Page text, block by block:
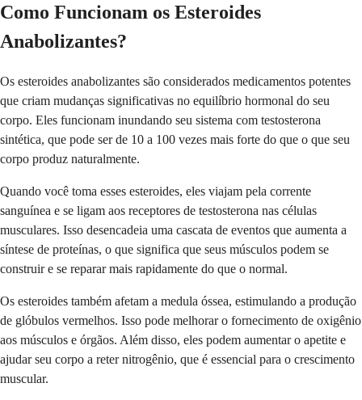
Como Funcionam os Esteroides
Anabolizantes?
Os esteroides anabolizantes são considerados medicamentos potentes
que criam mudanças significativas no equilíbrio hormonal do seu
corpo. Eles funcionam inundando seu sistema com testosterona
sintética, que pode ser de 10 a 100 vezes mais forte do que o que seu
corpo produz naturalmente.
Quando você toma esses esteroides, eles viajam pela corrente
sanguínea e se ligam aos receptores de testosterona nas células
musculares. Isso desencadeia uma cascata de eventos que aumenta a
síntese de proteínas, o que significa que seus músculos podem se
construir e se reparar mais rapidamente do que o normal.
Os esteroides também afetam a medula óssea, estimulando a produção
de glóbulos vermelhos. Isso pode melhorar o fornecimento de oxigênio
aos músculos e órgãos. Além disso, eles podem aumentar o apetite e
ajudar seu corpo a reter nitrogênio, que é essencial para o crescimento
muscular.